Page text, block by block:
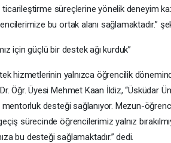
süreçlerine yönelik deneyim
bu ortak alanı sağlamaktadır.”
için güçlü bir destek ağı kurduk”
hizmetlerinin yalnızca öğrencilik
Öğr. Üyesi Mehmet Kaan İldiz, “Üsküdar
desteği sağlanıyor. Mezun-
sürecinde öğrencilerimiz yalnız
bu desteği sağlamaktadır.” dedi.